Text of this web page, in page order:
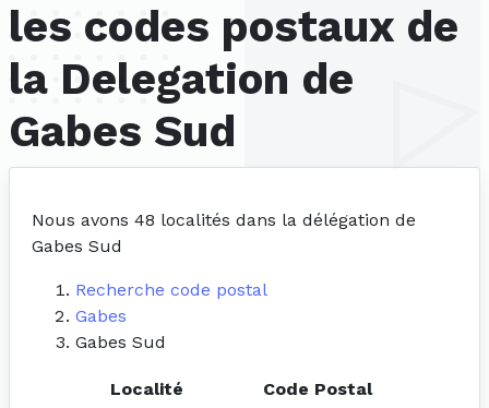
les codes postaux de
la Delegation de
Gabes Sud
Nous avons 48 localités dans la délégation de
Gabes Sud
Recherche code postal
Gabes
Gabes Sud
Localité
Code Postal